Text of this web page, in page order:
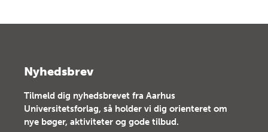
Nyhedsbrev
Tilmeld dig nyhedsbrevet fra Aarhus
Universitetsforlag, så holder vi dig orienteret om
nye bøger, aktiviteter og gode tilbud.